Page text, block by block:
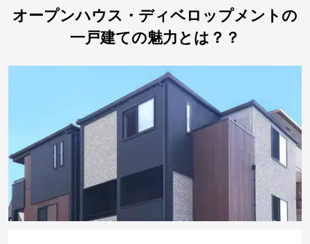
オープンハウス・ディベロップメントの
一戸建ての魅力とは？？